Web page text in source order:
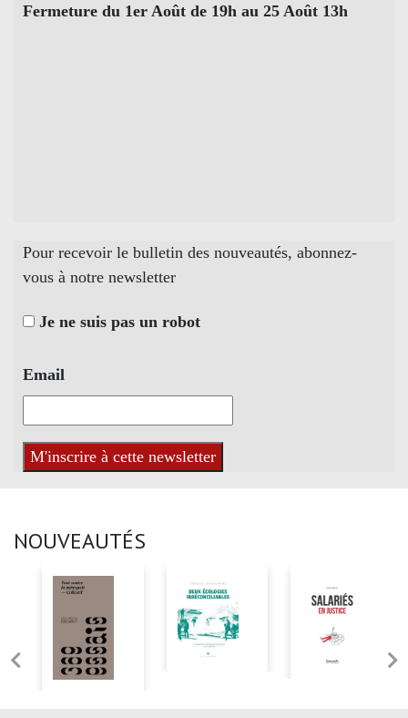
Fermeture du 1er Août de 19h au 25 Août 13h
Pour recevoir le bulletin des nouveautés, abonnez-
vous à notre newsletter
Je ne suis pas un robot
Email
NOUVEAUTÉS